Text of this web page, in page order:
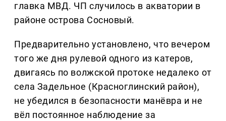
главка МВД. ЧП случилось в акватории в
районе острова Сосновый.
Предварительно установлено, что вечером
того же дня рулевой одного из катеров,
двигаясь по волжской протоке недалеко от
села Задельное (Красноглинский район),
не убедился в безопасности манёвра и не
вёл постоянное наблюдение за